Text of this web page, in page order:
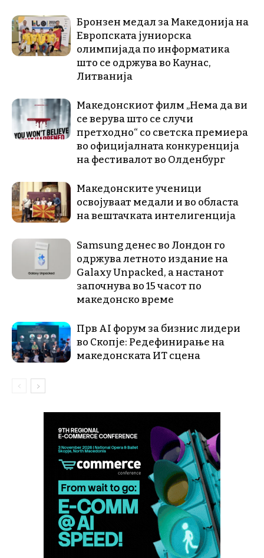
Бронзен медал за Македонија на
Европската јуниорска
олимпијада по информатика
што се одржува во Каунас,
Литванија
Македонскиот филм „Нема да ви
се верува што се случи
претходно“ со светска премиера
во официјалната конкуренција
на фестивалот во Олденбург
Македонските ученици
освојуваат медали и во областа
на вештачката интелигенција
Samsung денес во Лондон го
одржува летното издание на
Galaxy Unpacked, a настанот
започнува во 15 часот по
македонско време
Прв AI форум за бизнис лидери
во Скопје: Редефинирање на
македонската ИТ сцена